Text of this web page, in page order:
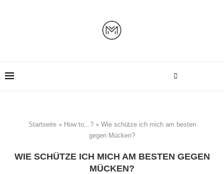
Startseite» How to...?» Wie schütze ich mich am besten
gegen Mücken?
WIE SCHÜTZE ICH MICH AM BESTEN GEGEN
MÜCKEN?